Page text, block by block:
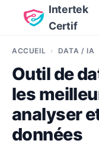
Intertek
Certif
ACCUEIL DATA / IA
Outil de
les
analyser
données